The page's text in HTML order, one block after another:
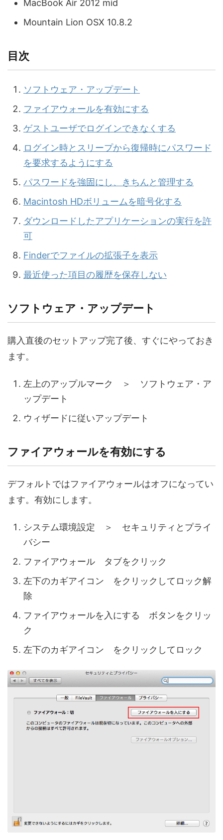
MacBook Air 2012 mid
Mountain Lion OSX 10.8.2
目次
ソフトウェア・アップデート
ファイアウォールを有効にする
ゲストユーザでログインできなくする
ログイン時とスリープから復帰時にパスワード
を要求するようにする
パスワードを強固にし、きちんと管理する
Macintosh HDボリュームを暗号化する
ダウンロードしたアプリケーションの実行を許
可
Finderでファイルの拡張子を表示
最近使った項目の履歴を保存しない
ソフトウェア・アップデート
購入直後のセットアップ完了後、すぐにやっておき
ます。
左上のアップルマーク ＞ ソフトウェア・ア
ップデート
ウィザードに従いアップデート
ファイアウォールを有効にする
デフォルトではファイアウォールはオフになってい
ます。有効にします。
システム環境設定 ＞ セキュリティとプライ
バシー
ファイアウォール タブをクリック
左下のカギアイコン をクリックしてロック解
除
ファイアウォールを入にする ボタンをクリッ
ク
左下のカギアイコン をクリックしてロック